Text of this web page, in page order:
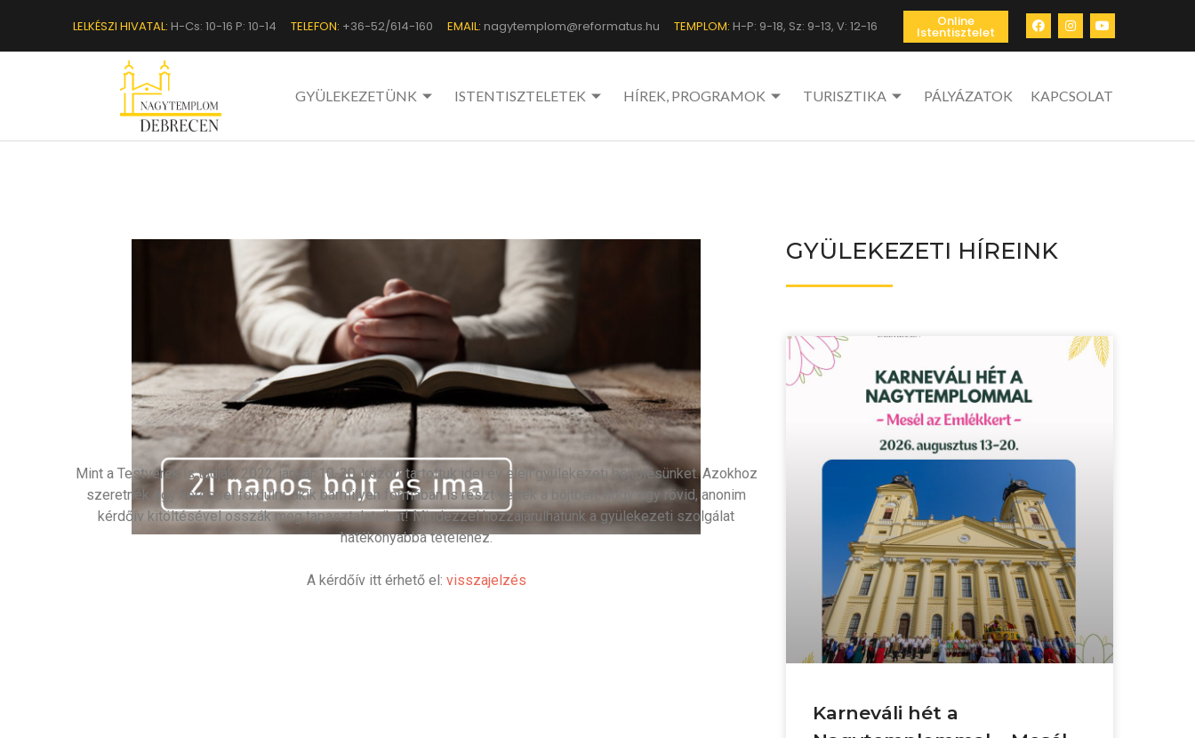
LELKÉSZI HIVATAL: H-Cs: 10-16 P: 10-14 TELEFON: +36-52/614-160 EMAIL: nagytemplom@reformatus.hu TEMPLOM: H-P: 9-18, Sz: 9-13, V: 12-16 Online
Istentisztelet
GYÜLEKEZETÜNK ISTENTISZTELETEK HÍREK, PROGRAMOK TURISZTIKA PÁLYÁZATOK KAPCSOLAT
Mint a Testvérek is tudják, 2022. január 10-30. között tartottuk idei év eleji gyülekezeti böjtölésünket. Azokhoz
szeretnék egy kéréssel fordulni, akik bármilyen formában is részt vettek a böjtben, hogy egy rövid, anonim
kérdőív kitöltésével osszák meg tapasztalataikat! Mindezzel hozzájárulhatunk a gyülekezeti szolgálat
hatékonyabbá tételéhez.
A kérdőív itt érhető el: visszajelzés
GYÜLEKEZETI HÍREINK
Karneváli hét a